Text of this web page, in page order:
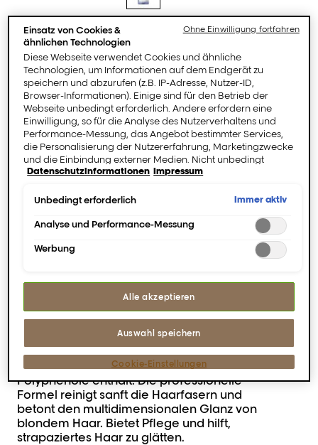
Serie Expert
[Blondifier]
Iluminating Gloss
Shampoo.
Bietet Pflege und hilft,
Jetzt kaufen
FINDE EINEN SALON
Beschreibung
Angereichert mit Açai-Beerenextrakt, der
Polyphenole enthält. Die professionelle
Formel reinigt sanft die Haarfasern und
betont den multidimensionalen Glanz von
blondem Haar. Bietet Pflege und hilft,
strapaziertes Haar zu glätten.
Einsatz von Cookies &
ähnlichen Technologien
Diese Webseite verwendet Cookies und ähnliche
Technologien, um Informationen auf dem Endgerät zu
speichern und abzurufen (z.B. IP-Adresse, Nutzer-ID,
Browser-Informationen). Einige sind für den Betrieb der
Webseite unbedingt erforderlich. Andere erfordern eine
Einwilligung, so für die Analyse des Nutzerverhaltens und
Performance-Messung, das Angebot bestimmter Services,
die Personalisierung der Nutzererfahrung, Marketingzwecke
und die Einbindung externer Medien. Nicht unbedingt
erforderliche Cookies können direkt akzeptiert ("Alle
fortfahren") werden. Individuelle Anpassungen der
("Auswahl speichern"). Die Auswahl kann jederzeit unter dem
Link "Cookie-Einstellungen" angepasst werden. Für weitere
Informationen s. unsere Datenschutzinformationen.
Datenschutzinformationen Impressum
Unbedingt erforderlich Immer aktiv
Analyse und Performance-Messung
Werbung
Alle akzeptieren
Auswahl speichern
Cookie-Einstellungen
Ohne Einwilligung fortfahren